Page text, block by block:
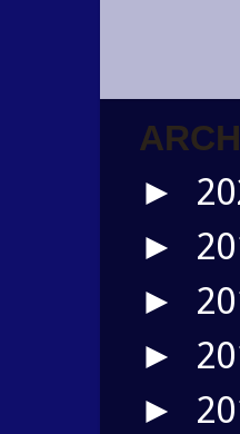
►
►
►
►
►